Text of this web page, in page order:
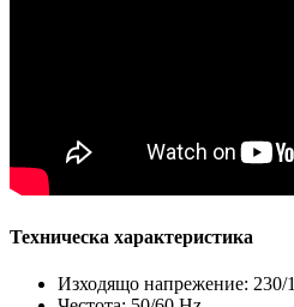
Техническа характеристика
Изходящо напрежение: 230/